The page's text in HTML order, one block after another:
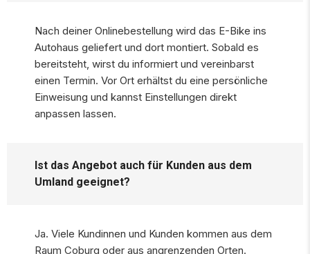
Nach deiner Onlinebestellung wird das E-Bike ins
Autohaus geliefert und dort montiert. Sobald es
bereitsteht, wirst du informiert und vereinbarst
einen Termin. Vor Ort erhältst du eine persönliche
Einweisung und kannst Einstellungen direkt
anpassen lassen.
Ist das Angebot auch für Kunden aus dem
Umland geeignet?
Ja. Viele Kundinnen und Kunden kommen aus dem
Raum Coburg oder aus angrenzenden Orten.